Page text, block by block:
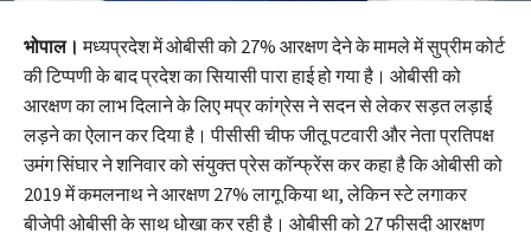
भोपाल। मध्यप्रदेश में ओबीसी को 27% आरक्षण देने के मामले में सुप्रीम कोर्ट
की टिप्पणी के बाद प्रदेश का सियासी पारा हाई हो गया है। ओबीसी को
आरक्षण का लाभ दिलाने के लिए मप्र कांग्रेस ने सदन से लेकर सड़त लड़ाई
लड़ने का ऐलान कर दिया है। पीसीसी चीफ जीतू पटवारी और नेता प्रतिपक्ष
उमंग सिंघार ने शनिवार को संयुक्त प्रेस कॉन्फ्रेंस कर कहा है कि ओबीसी को
2019 में कमलनाथ ने आरक्षण 27% लागू किया था, लेकिन स्टे लगाकर
बीजेपी ओबीसी के साथ धोखा कर रही है। ओबीसी को 27 फीसदी आरक्षण